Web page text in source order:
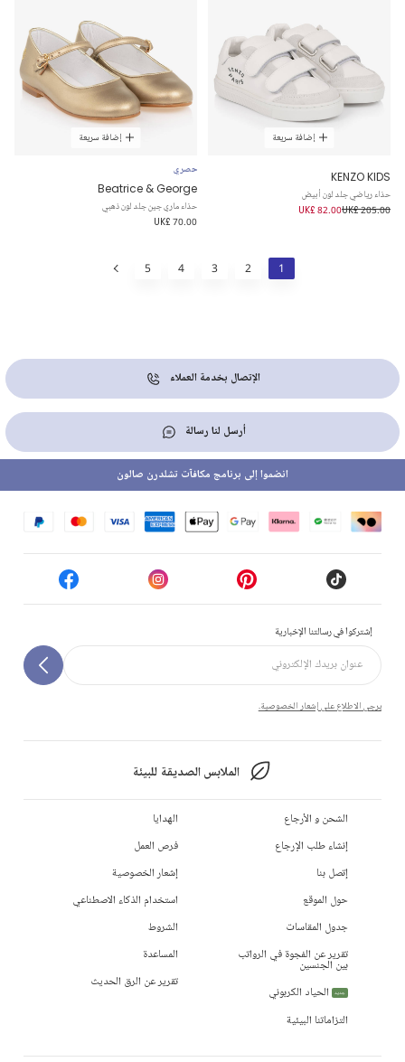
إضافة سريعة
KENZO KIDS
حذاء رياضي جلد لون أبيض
UK£ 205.00
UK£ 82.00
إضافة سريعة
حصري
Beatrice & George
حذاء ماري جين جلد لون ذهبي
UK£ 70.00
1
2
3
4
5
الإتصال بخدمة العملاء
أرسل لنا رسالة
إشتركوا في رسالتنا الإخبارية
يرجى الاطلاع على إشعار الخصوصية.
الملابس الصديقة للبيئة
انضموا إلى برنامج مكافآت تشلدرن صالون
الشحن و الأرجاع
إنشاء طلب الإرجاع
إتصل بنا
حول الموقع
جدول المقاسات
تقرير عن الفجوة في الرواتب
بين الجنسين
جديد
الحياد الكربوني
التزاماتنا البيئية
الهدايا
فرص العمل
إشعار الخصوصية
استخدام الذكاء الاصطناعي
الشروط
المساعدة
تقرير عن الرق الحديث